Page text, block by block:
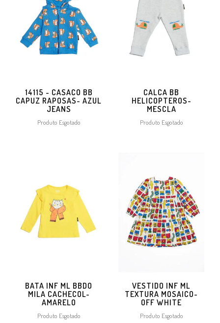
14115 - CASACO BB
CAPUZ RAPOSAS- AZUL
JEANS
Produto Esgotado
CALCA BB
HELICOPTEROS-
MESCLA
Produto Esgotado
BATA INF ML BBDO
MILA CACHECOL-
AMARELO
Produto Esgotado
VESTIDO INF ML
TEXTURA MOSAICO-
OFF WHITE
Produto Esgotado